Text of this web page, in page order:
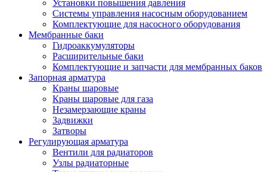
Установки повышения давления
Системы управления насосным оборудованием
Комплектующие для насосного оборудования
Мембранные баки
Гидроаккумуляторы
Расширительные баки
Комплектующие и запчасти для мембранных баков
Запорная арматура
Краны шаровые
Краны шаровые для газа
Незамерзающие краны
Задвижки
Затворы
Регулирующая арматура
Вентили для радиаторов
Узлы радиаторные